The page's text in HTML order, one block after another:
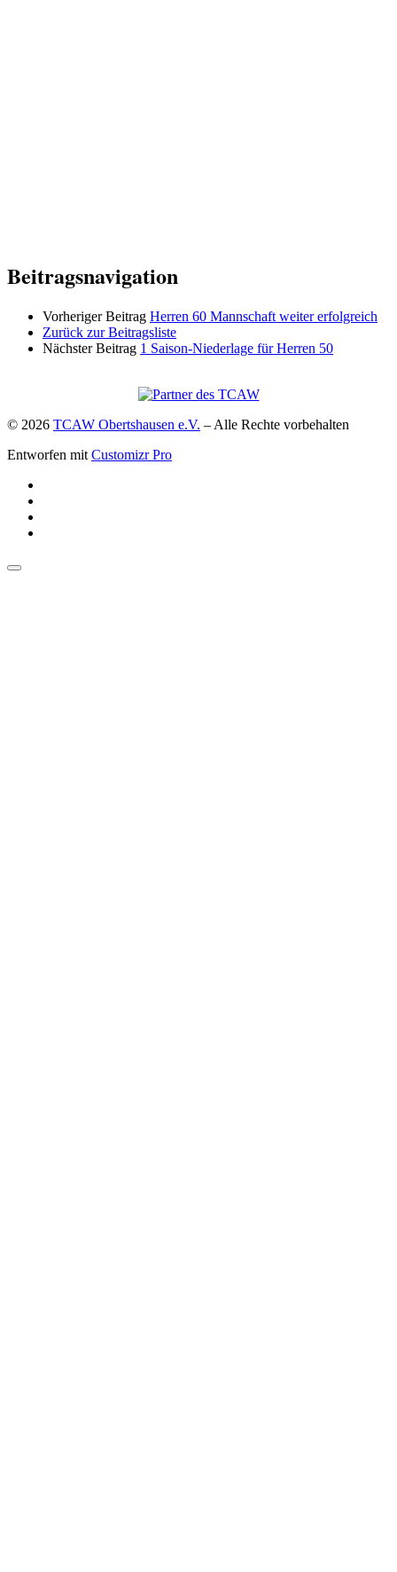
Beitragsnavigation
Vorheriger Beitrag Herren 60 Mannschaft weiter erfolgreich
Zurück zur Beitragsliste
Nächster Beitrag 1 Saison-Niederlage für Herren 50
© 2026 TCAW Obertshausen e.V. – Alle Rechte vorbehalten
Entworfen mit Customizr Pro